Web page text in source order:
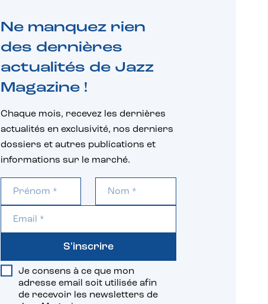
Ne manquez rien
des dernières
actualités de Jazz
Magazine !
Chaque mois, recevez les dernières
actualités en exclusivité, nos derniers
dossiers et autres publications et
informations sur le marché.
Je consens à ce que mon
adresse email soit utilisée afin
de recevoir les newsletters de
S'inscrire